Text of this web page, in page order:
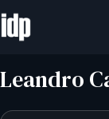
Leandro